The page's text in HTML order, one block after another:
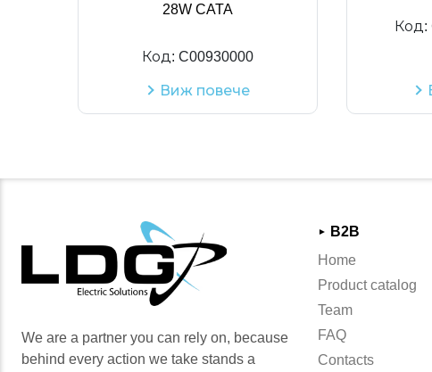
28W CATA
Код: C00930000
Виж повече
Код:
We are a partner you can rely on, because
behind every action we take stands a
►
B2B
Home
Product catalog
Team
FAQ
Contacts